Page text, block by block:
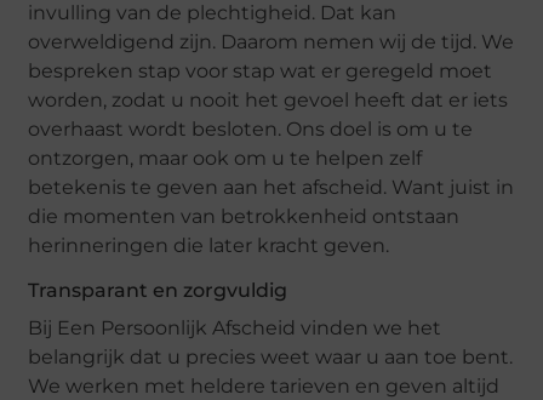
invulling van de plechtigheid. Dat kan
overweldigend zijn. Daarom nemen wij de tijd. We
bespreken stap voor stap wat er geregeld moet
worden, zodat u nooit het gevoel heeft dat er iets
overhaast wordt besloten. Ons doel is om u te
ontzorgen, maar ook om u te helpen zelf
betekenis te geven aan het afscheid. Want juist in
die momenten van betrokkenheid ontstaan
herinneringen die later kracht geven.
Transparant en zorgvuldig
Bij Een Persoonlijk Afscheid vinden we het
belangrijk dat u precies weet waar u aan toe bent.
We werken met heldere tarieven en geven altijd